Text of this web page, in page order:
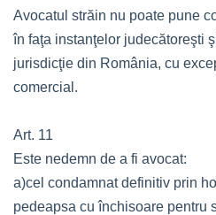
Avocatul străin nu poate pune
în faţa instanţelor judecătoreşti
jurisdicţie din România, cu
comercial.
Art. 11
Este nedemn de a fi avocat:
a)cel condamnat definitiv prin
pedeapsa cu închisoare pentru